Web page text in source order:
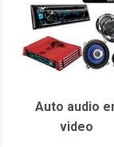
Auto audio
video